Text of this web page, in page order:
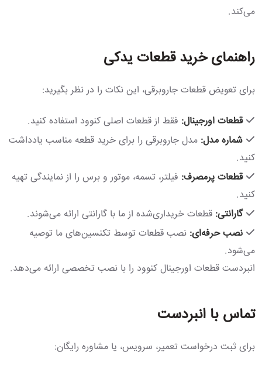
می‌کند.
راهنمای خرید قطعات یدکی
برای تعویض قطعات جاروبرقی، این نکات را در نظر بگیرید:
قطعات اورجینال: فقط از قطعات اصلی کنوود استفاده کنید.
شماره مدل: مدل جاروبرقی را برای خرید قطعه مناسب یادداشت
کنید.
قطعات پرمصرف: فیلتر، تسمه، موتور و برس را از نمایندگی تهیه
کنید.
گارانتی: قطعات خریداری‌شده از ما با گارانتی ارائه می‌شوند.
نصب حرفه‌ای: نصب قطعات توسط تکنسین‌های ما توصیه
می‌شود.
انبردست قطعات اورجینال کنوود را با نصب تخصصی ارائه می‌دهد.
تماس با انبردست
برای ثبت درخواست تعمیر، سرویس، یا مشاوره رایگان: